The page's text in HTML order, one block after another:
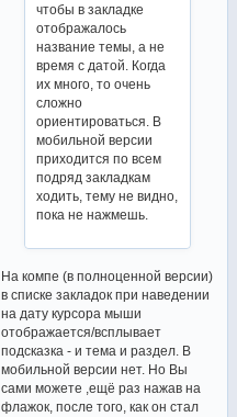
чтобы в закладке
отображалось
название темы, а не
время с датой. Когда
их много, то очень
сложно
ориентироваться. В
мобильной версии
приходится по всем
подряд закладкам
ходить, тему не видно,
пока не нажмешь.
На компе (в полноценной версии)
в списке закладок при наведении
на дату курсора мыши
отображается/всплывает
подсказка - и тема и раздел. В
мобильной версии нет. Но Вы
сами можете ,ещё раз нажав на
флажок, после того, как он стал